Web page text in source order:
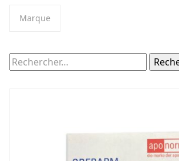
Marque
Rechercher :